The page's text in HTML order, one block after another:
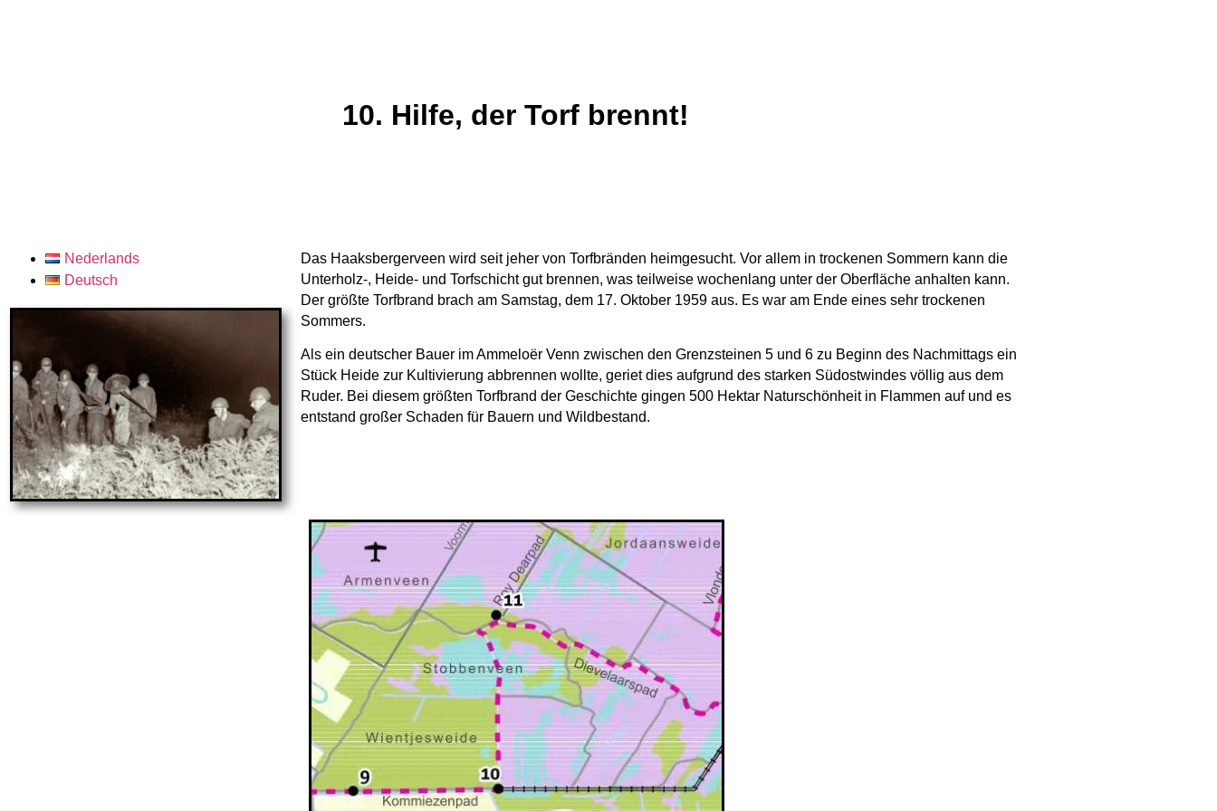
10. Hilfe, der Torf brennt!
Nederlands
Deutsch
Das Haaksbergerveen wird seit jeher von Torfbränden heimgesucht. Vor allem in trockenen Sommern kann die
Unterholz-, Heide- und Torfschicht gut brennen, was teilweise wochenlang unter der Oberfläche anhalten kann.
Der größte Torfbrand brach am Samstag, dem 17. Oktober 1959 aus. Es war am Ende eines sehr trockenen
Sommers.
Als ein deutscher Bauer im Ammeloër Venn zwischen den Grenzsteinen 5 und 6 zu Beginn des Nachmittags ein
Stück Heide zur Kultivierung abbrennen wollte, geriet dies aufgrund des starken Südostwindes völlig aus dem
Ruder. Bei diesem größten Torfbrand der Geschichte gingen 500 Hektar Naturschönheit in Flammen auf und es
entstand großer Schaden für Bauern und Wildbestand.